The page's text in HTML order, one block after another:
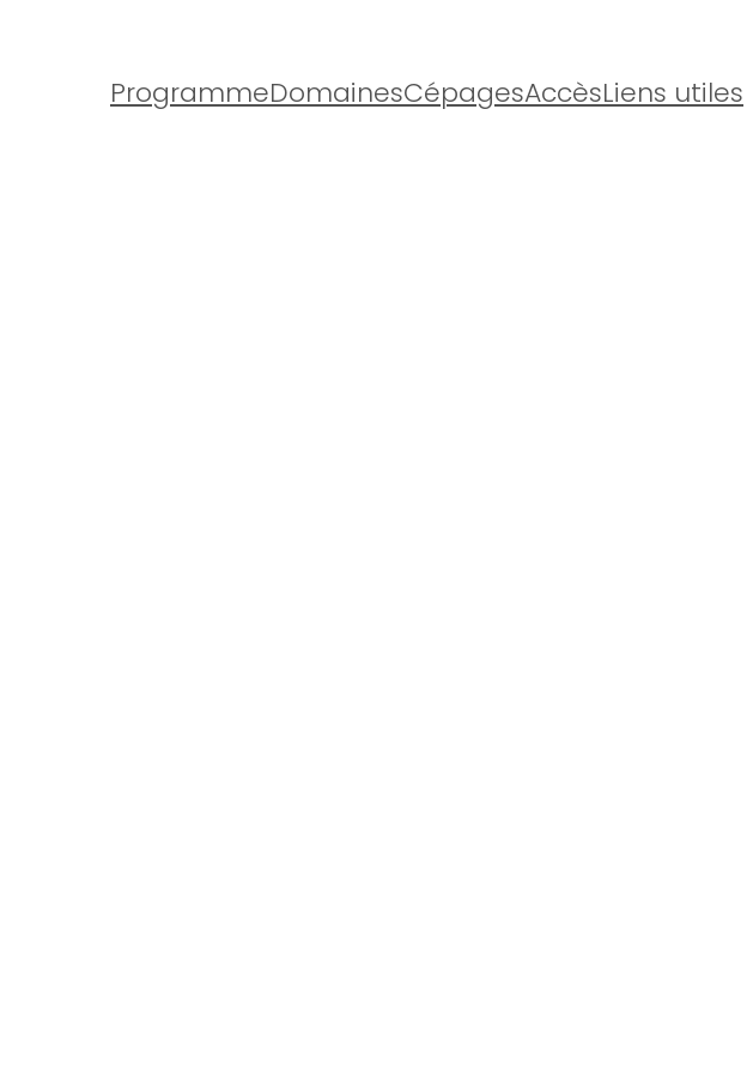
ProgrammeDomainesCépagesAccèsLiens utiles